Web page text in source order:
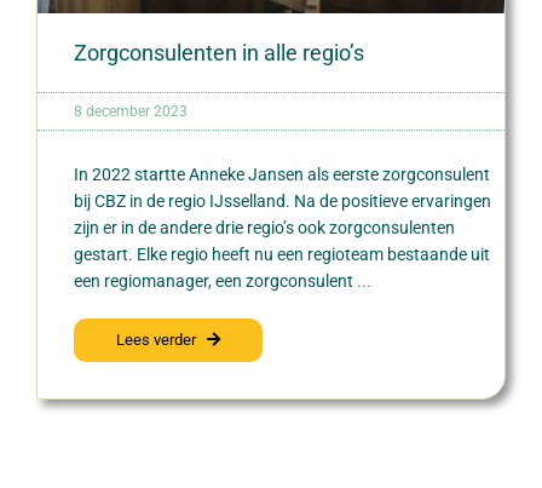
Zorgconsulenten in alle regio’s
8 december 2023
In 2022 startte Anneke Jansen als eerste zorgconsulent
bij CBZ in de regio IJsselland. Na de positieve ervaringen
zijn er in de andere drie regio’s ook zorgconsulenten
gestart. Elke regio heeft nu een regioteam bestaande uit
een regiomanager, een zorgconsulent ...
Lees verder